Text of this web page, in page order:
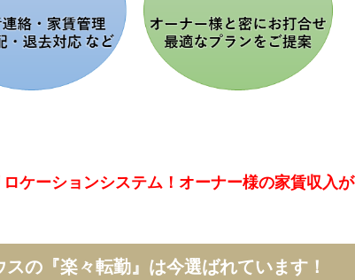
ケーションシステム！オーナー様の家賃収入が
スの 『楽々転勤』は今選ばれています！